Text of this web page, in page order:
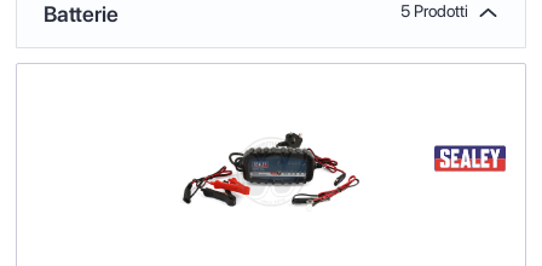
Batterie 5 Prodotti